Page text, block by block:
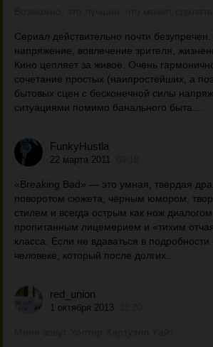
Сериал действительно почти
напряжение, вовлечение зрителя,
Кино цепляет за живое. Очень
сочетание простых (наипростейших, а
бытовых сцен с бесконечной силы
ситуациями помимо банального быта....
FunkyHustla
22 марта 2011
«Breaking Bad» — это умная, твердая
поворотом сюжета, чёрным юмором,
стилем и всегда острым как нож
пропитанным лицемерием и «тихим
класса. Если не вдаваться в
человеке, который после долгих...
red_union
1 октября 2013